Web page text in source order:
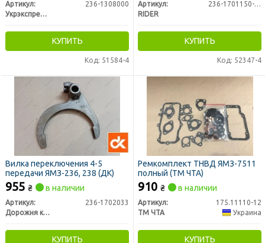
Артикул:
236-1308000
Укрэкспресс Сервис
КУПИТЬ
Код: 51584-4
Артикул:
236-1701150-Б2
RIDER
КУПИТЬ
Код: 52347-4
Вилка переключения 4-5
передачи ЯМЗ-236, 238 (ДК)
955 ₴ в наличии
Артикул:
236-1702033
Дорожня карта
КУПИТЬ
Ремкомплект ТНВД ЯМЗ-7511
полный (ТМ ЧТА)
910 ₴ в наличии
Артикул:
175.11110-12
ТМ ЧТА
Украина
КУПИТЬ